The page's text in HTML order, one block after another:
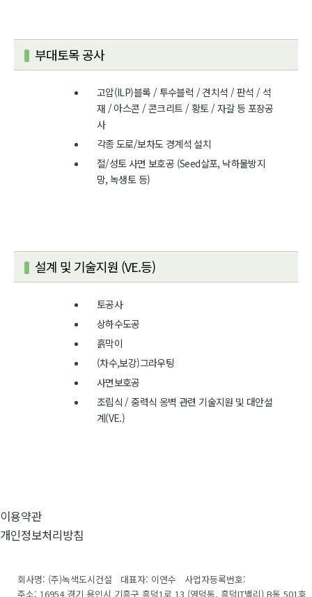
부대토목 공사
고압(ILP)블록 / 투수블럭 / 견치석 / 판석 / 석
재 / 아스콘 / 콘크리트 / 황토 / 자갈 등 포장공
사
각종 도로/보차도 경계석 설치
절/성토 사면 보호공 (Seed살포, 낙하물방지
망, 녹생토 등)
설계 및 기술지원 (VE.등)
토공사
상하수도공
흙막이
(차수,보강)그라우팅
사면보호공
조립식 / 중력식 옹벽 관련 기술지원 및 대안설
계(VE.)
이용약관
개인정보처리방침
회사명: (주)녹색도시건설 대표자: 이연수 사업자등록번호:
주소: 16954 경기 용인시 기흥구 흥덕1로 13 (영덕동, 흥덕IT밸리) B동 501호